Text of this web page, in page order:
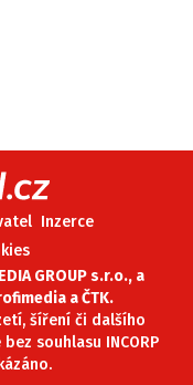
Inzerce
GROUP s.r.o., a
a ČTK.
šíření či dalšího
souhlasu INCORP